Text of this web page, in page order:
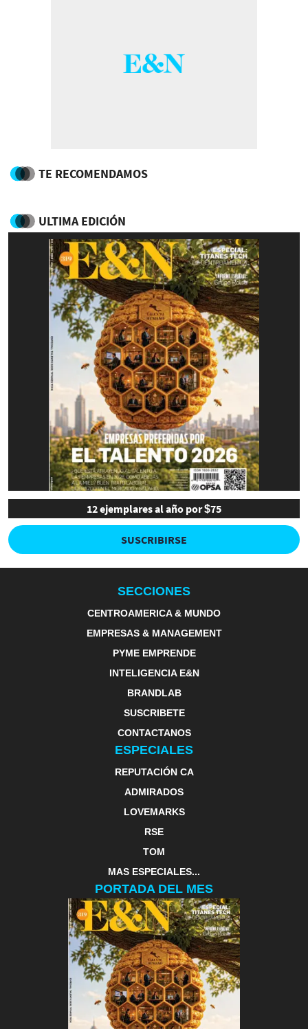
TE RECOMENDAMOS
ULTIMA EDICIÓN
12 ejemplares al año por $75
SUSCRIBIRSE
SECCIONES
CENTROAMERICA & MUNDO
EMPRESAS & MANAGEMENT
PYME EMPRENDE
INTELIGENCIA E&N
BRANDLAB
SUSCRIBETE
CONTACTANOS
ESPECIALES
REPUTACIÓN CA
ADMIRADOS
LOVEMARKS
RSE
TOM
MAS ESPECIALES...
PORTADA DEL MES